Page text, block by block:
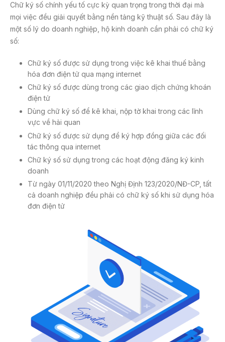
Chữ ký số chính yếu tố cực kỳ quan trọng trong thời đại mà
mọi việc đều giải quyết bằng nền tảng kỹ thuật số. Sau đây là
một số lý do doanh nghiệp, hộ kinh doanh cần phải có chữ ký
số:
Chữ ký số được sử dụng trong việc kê khai thuế bằng
hóa đơn điện tử qua mạng internet
Chữ ký số được dùng trong các giao dịch chứng khoán
điện tử
Dùng chữ ký số để kê khai, nộp tờ khai trong các lĩnh
vực về hải quan
Chữ ký số được sử dụng để ký hợp đồng giữa các đối
tác thông qua internet
Chữ ký số sử dụng trong các hoạt động đăng ký kinh
doanh
Từ ngày 01/11/2020 theo Nghị Định 123/2020/NĐ-CP, tất
cả doanh nghiệp đều phải có chữ ký số khi sử dụng hóa
đơn điện tử